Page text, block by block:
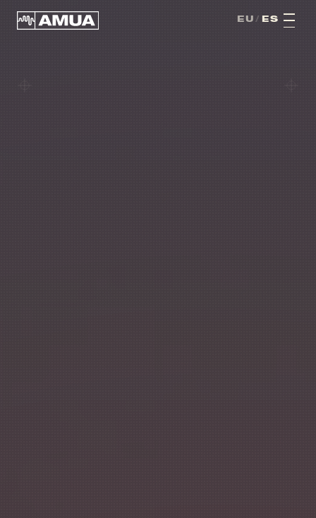
AMUA · FESTIBALA · HONDARRIBIA · MMXXVI · VI · EDIZIOA · EU/ ES